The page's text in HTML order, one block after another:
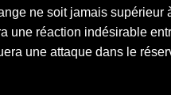
ne soit jamais supérieur
une réaction indésirable
une attaque dans le